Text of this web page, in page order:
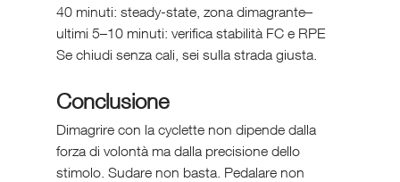
40 minuti: steady-state, zona dimagrante–
ultimi 5–10 minuti: verifica stabilità FC e RPE
Se chiudi senza cali, sei sulla strada giusta.
Conclusione
Dimagrire con la cyclette non dipende dalla
forza di volontà ma dalla precisione dello
stimolo. Sudare non basta. Pedalare non